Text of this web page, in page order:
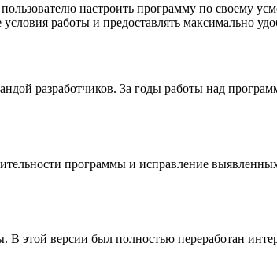
настроить программу по своему
работы и предоставлять максимально
разработчиков. За годы работы над
программы и исправление
версии был полностью переработан